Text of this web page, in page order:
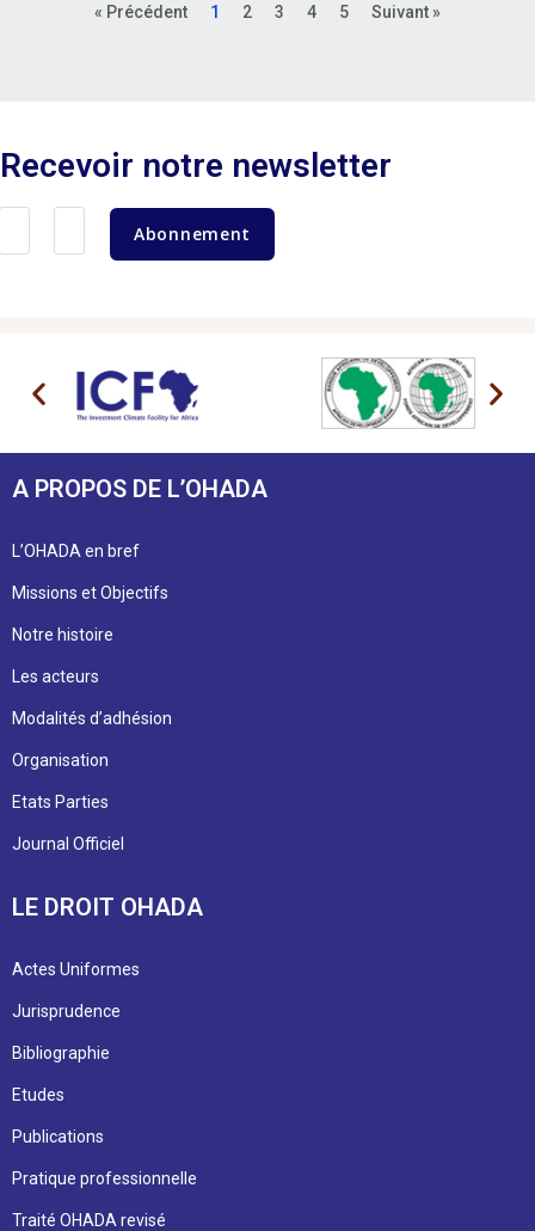
« Précédent 1 2 3 4 5 Suivant »
Recevoir notre newsletter
Abonnement
A PROPOS DE L’OHADA
L’OHADA en bref
Missions et Objectifs
Notre histoire
Les acteurs
Modalités d’adhésion
Organisation
Etats Parties
Journal Officiel
LE DROIT OHADA
Actes Uniformes
Jurisprudence
Bibliographie
Etudes
Publications
Pratique professionnelle
Traité OHADA revisé